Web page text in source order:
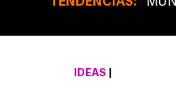
IDEAS